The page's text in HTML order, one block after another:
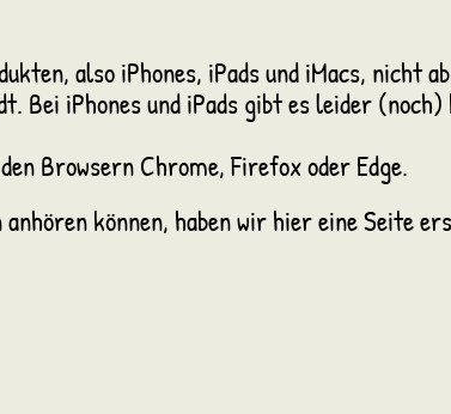
also iPhones, iPads und iMacs, nicht
Bei iPhones und iPads gibt es leider (noch)
Browsern Chrome, Firefox oder Edge.
können, haben wir hier eine Seite